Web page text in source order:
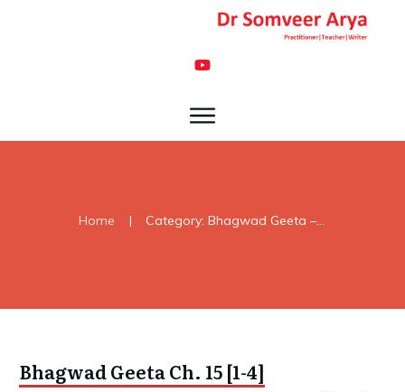
Home | Category: Bhagwad Geeta – 15
Bhagwad Geeta Ch. 15 [1-4]